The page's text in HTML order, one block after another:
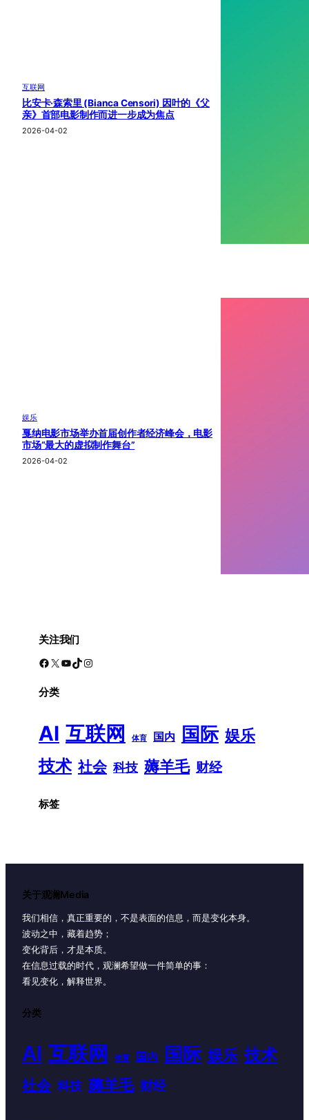
互联网
比安卡·森索里 (Bianca Censori) 因叶的《父
亲》首部电影制作而进一步成为焦点
2026-04-02
娱乐
戛纳电影市场举办首届创作者经济峰会，电影
市场“最大的虚拟制作舞台”
2026-04-02
关注我们
Facebook X YouTube TikTok Instagram
分类
AI 互联网 体育 国内 国际 娱乐
技术 社会 科技 薅羊毛 财经
标签
关于观澜Media
我们相信，真正重要的，不是表面的信息，而是变化本身。
波动之中，藏着趋势；
变化背后，才是本质。
在信息过载的时代，观澜希望做一件简单的事：
看见变化，解释世界。
分类
AI 互联网 体育 国内 国际 娱乐 技术
社会 科技 薅羊毛 财经